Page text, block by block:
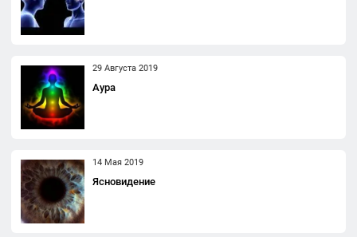
29 Августа 2019
Аура
14 Мая 2019
Ясновидение